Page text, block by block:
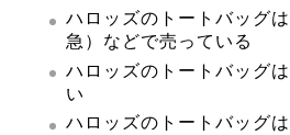
ハロッズのトートバッグ
急）などで売っている
ハロッズのトートバッグ
い
ハロッズのトートバッグ